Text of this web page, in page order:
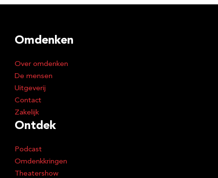
Omdenken
Over omdenken
De mensen
Uitgeverij
Contact
Zakelijk
Ontdek
Podcast
Omdenkkringen
Theatershow